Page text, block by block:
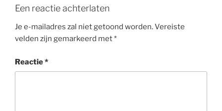
k
Een reactie achterlaten
Je e-mailadres zal niet getoond worden.Vereiste
velden zijn gemarkeerd met*
Reactie*